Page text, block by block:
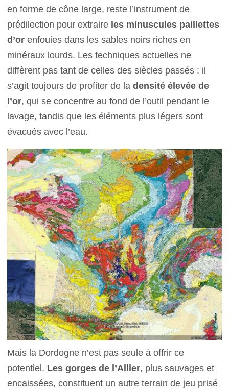
en forme de cône large, reste l’instrument de
prédilection pour extraire les minuscules paillettes
d’or enfouies dans les sables noirs riches en
minéraux lourds. Les techniques actuelles ne
diffèrent pas tant de celles des siècles passés : il
s’agit toujours de profiter de ladensité élevée de
l’or, qui se concentre au fond de l’outil pendant le
lavage, tandis que les éléments plus légers sont
évacués avec l’eau.
Mais la Dordogne n’est pas seule à offrir ce
potentiel. Les gorges de l’Allier, plus sauvages et
encaissées, constituent un autre terrain de jeu prisé